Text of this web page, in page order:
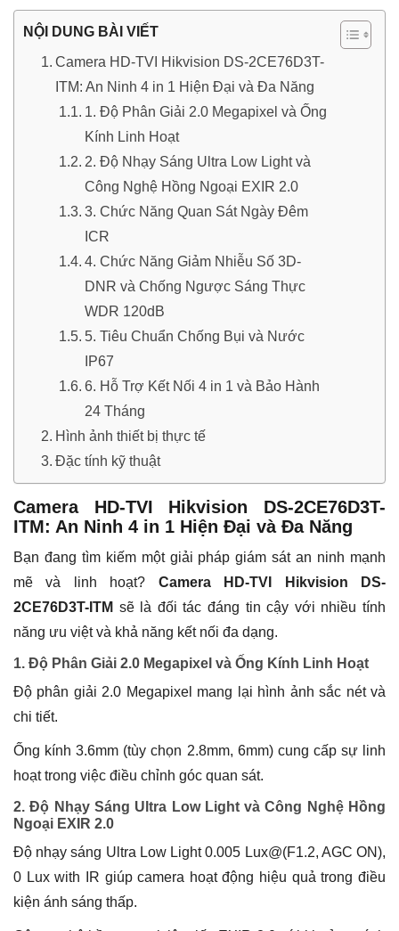
NỘI DUNG BÀI VIẾT
Camera HD-TVI Hikvision DS-2CE76D3T-
ITM: An Ninh 4 in 1 Hiện Đại và Đa Năng
1. Độ Phân Giải 2.0 Megapixel và Ống
Kính Linh Hoạt
2. Độ Nhạy Sáng Ultra Low Light và
Công Nghệ Hồng Ngoại EXIR 2.0
3. Chức Năng Quan Sát Ngày Đêm
ICR
4. Chức Năng Giảm Nhiễu Số 3D-
DNR và Chống Ngược Sáng Thực
WDR 120dB
5. Tiêu Chuẩn Chống Bụi và Nước
IP67
6. Hỗ Trợ Kết Nối 4 in 1 và Bảo Hành
24 Tháng
Hình ảnh thiết bị thực tế
Đặc tính kỹ thuật
Camera HD-TVI Hikvision DS-2CE76D3T-
ITM: An Ninh 4 in 1 Hiện Đại và Đa Năng
Bạn đang tìm kiếm một giải pháp giám sát an ninh mạnh
mẽ và linh hoạt? Camera HD-TVI Hikvision DS-
2CE76D3T-ITM sẽ là đối tác đáng tin cậy với nhiều tính
năng ưu việt và khả năng kết nối đa dạng.
1. Độ Phân Giải 2.0 Megapixel và Ống Kính Linh Hoạt
Độ phân giải 2.0 Megapixel mang lại hình ảnh sắc nét và
chi tiết.
Ống kính 3.6mm (tùy chọn 2.8mm, 6mm) cung cấp sự linh
hoạt trong việc điều chỉnh góc quan sát.
2. Độ Nhạy Sáng Ultra Low Light và Công Nghệ Hồng
Ngoại EXIR 2.0
Độ nhạy sáng Ultra Low Light 0.005 Lux@(F1.2, AGC ON),
0 Lux with IR giúp camera hoạt động hiệu quả trong điều
kiện ánh sáng thấp.